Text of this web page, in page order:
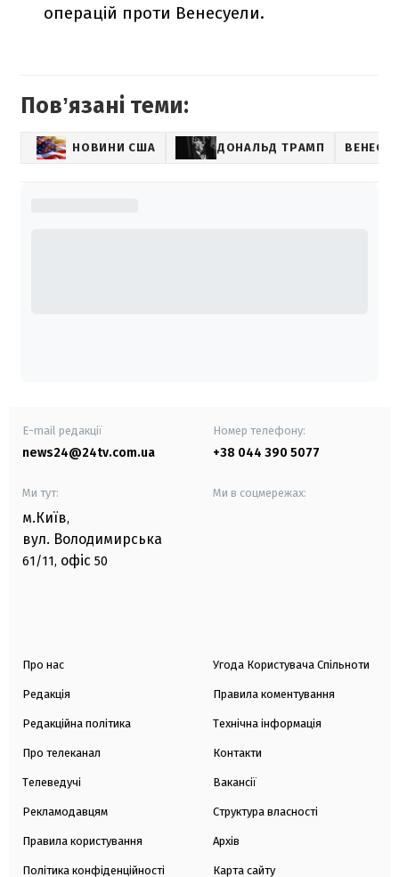
операцій проти Венесуели.
Повʼязані теми:
НОВИНИ США ДОНАЛЬД ТРАМП
E-mail редакції
news24@24tv.com.ua
Номер телефону:
+38 044 390 5077
Ми тут:
м.Київ,
вул. Володимирська
61/11, офіс 50
Ми в соцмережах:
Про нас
Редакція
Редакційна політика
Про телеканал
Телеведучі
Рекламодавцям
Правила користування
Політика конфіденційності
Угода Користувача Спільноти
Правила коментування
Технічна інформація
Контакти
Вакансії
Структура власності
Архів
Карта сайту